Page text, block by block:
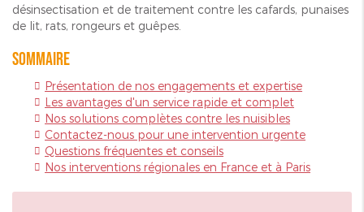
désinsectisation et de traitement contre les cafards, punaises
de lit, rats, rongeurs et guêpes.
Sommaire
Présentation de nos engagements et expertise
Les avantages d'un service rapide et complet
Nos solutions complètes contre les nuisibles
Contactez-nous pour une intervention urgente
Questions fréquentes et conseils
Nos interventions régionales en France et à Paris